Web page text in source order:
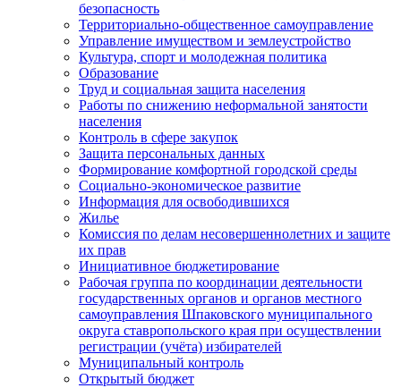
безопасность
Территориально-общественное самоуправление
Управление имуществом и землеустройство
Культура, спорт и молодежная политика
Образование
Труд и социальная защита населения
Работы по снижению неформальной занятости
населения
Контроль в сфере закупок
Защита персональных данных
Формирование комфортной городской среды
Социально-экономическое развитие
Информация для освободившихся
Жилье
Комиссия по делам несовершеннолетних и защите
их прав
Инициативное бюджетирование
Рабочая группа по координации деятельности
государственных органов и органов местного
самоуправления Шпаковского муниципального
округа ставропольского края при осуществлении
регистрации (учёта) избирателей
Муниципальный контроль
Открытый бюджет